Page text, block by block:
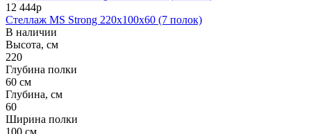
12 444р
Стеллаж MS Strong 220x100x60 (7 полок)
В наличии
Высота, см
220
Глубина полки
60 см
Глубина, см
60
Ширина полки
100 см